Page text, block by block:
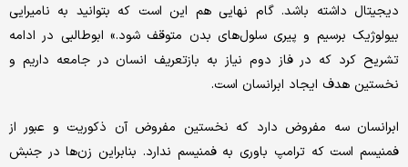
دیجیتال داشته باشد. گام نهایی هم این است که بتوانید به نامیرایی
بیولوژیک برسیم و پیری سلول‌های بدن متوقف شود.» ابوطالبی در ادامه
تشریح کرد که در فاز دوم نیاز به بازتعریف انسان در جامعه داریم و
نخستین هدف ایجاد ابرانسان است.
ابرانسان سه مفروض دارد که نخستین مفروض آن ذکوریت و عبور از
فمنیسم است که ترامپ باوری به فمنیسم ندارد. بنابراین زن‌ها در جنبش